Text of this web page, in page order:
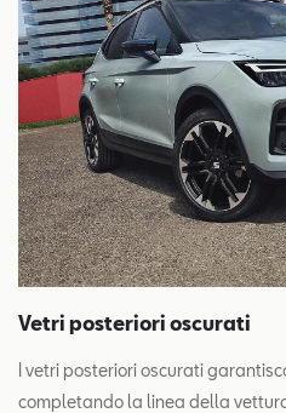
Vetri posteriori oscurati
I vetri posteriori oscurati
completando la linea della